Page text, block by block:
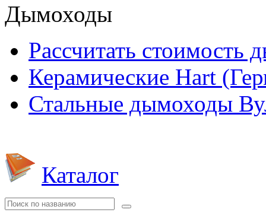
Дымоходы
Рассчитать стоимость
Керамические Hart
Стальные дымоходы
Каталог